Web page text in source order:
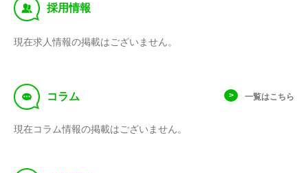
‰ 採用情報
現在求人情報の掲載はございません。
f コラム 一覧はこちら
現在コラム情報の掲載はございません。